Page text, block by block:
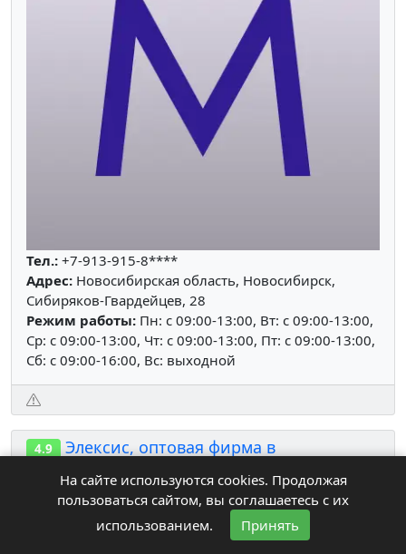
Тел.: +7-913-915-8****
Адрес: Новосибирская область, Новосибирск,
Сибиряков-Гвардейцев, 28
Режим работы: Пн: c 09:00-13:00, Вт: c 09:00-13:00,
Ср: c 09:00-13:00, Чт: c 09:00-13:00, Пт: c 09:00-13:00,
Сб: c 09:00-16:00, Вс: выходной
4.9
Элексис, оптовая фирма в
На сайте используются cookies. Продолжая
пользоваться сайтом, вы соглашаетесь с их
использованием.
Принять